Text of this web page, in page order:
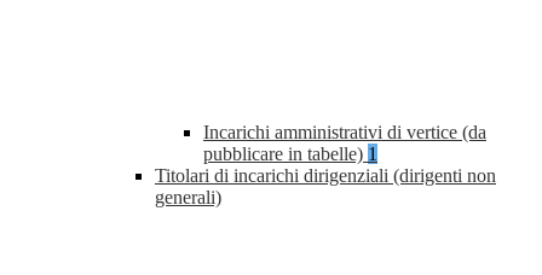
Incarichi amministrativi di vertice (da
pubblicare in tabelle) 1
Titolari di incarichi dirigenziali (dirigenti non
generali)